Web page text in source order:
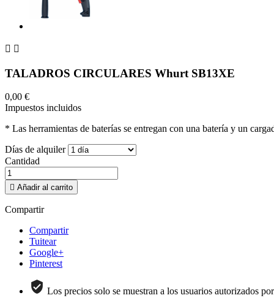
 
TALADROS CIRCULARES Whurt SB13XE
0,00 €
Impuestos incluidos
* Las herramientas de baterías se entregan con una batería y un
Días de alquiler
Cantidad
 Añadir al carrito
Compartir
Compartir
Tuitear
Google+
Pinterest
Los precios solo se muestran a los usuarios autorizados